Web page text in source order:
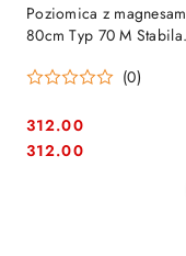
Poziomica z
80cm Typ 70 M Stabila
(0)
Cena:
312.00
Cena:
312.00